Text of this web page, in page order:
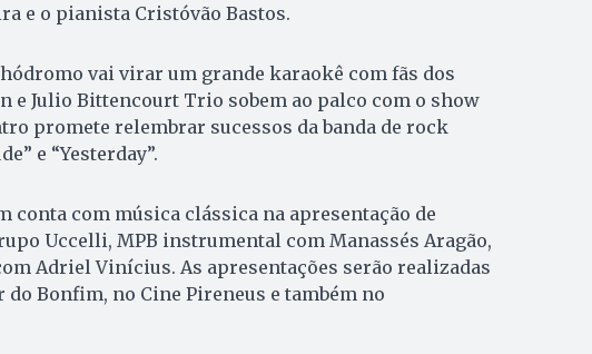
e o pianista Cristóvão Bastos.
vai virar um grande karaokê com fãs dos
e Julio Bittencourt Trio sobem ao palco com o show
promete relembrar sucessos da banda de rock
e “Yesterday”.
conta com música clássica na apresentação de
Uccelli, MPB instrumental com Manassés Aragão,
Adriel Vinícius. As apresentações serão realizadas
do Bonfim, no Cine Pireneus e também no